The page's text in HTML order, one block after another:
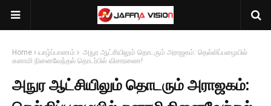
Home யாழ்ப்பாணம்
அநுர ஆட்சியிலும் தொடரும் அராஜகம்: தெல்லிப்பழையில்
சுனாமி நினைவேந்தல் தொடர்பில் விசாரணை!
அநுர ஆட்சியிலும் தொடரும் அராஜகம்: